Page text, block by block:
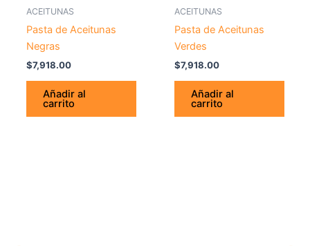
ACEITUNAS
Pasta de Aceitunas
Negras
$7,918.00
Añadir al
carrito
ACEITUNAS
Pasta de Aceitunas
Verdes
$7,918.00
Añadir al
carrito